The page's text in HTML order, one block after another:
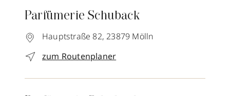
Parfümerie Schuback
Hauptstraße 82, 23879 Mölln
zum Routenplaner